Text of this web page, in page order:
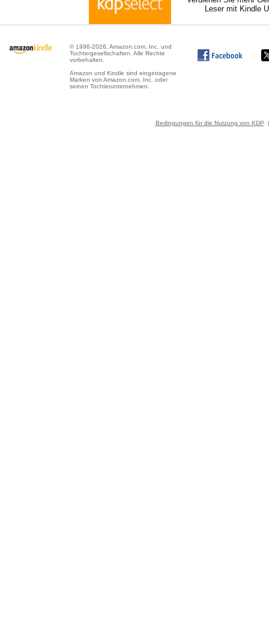
Leser mit Kindle
© 1996-2026, Amazon.com, Inc. und
Tochtergesellschaften. Alle Rechte
vorbehalten.
Amazon und Kindle sind eingetragene
Marken von Amazon.com, Inc. oder
seinen Tochterunternehmen.
Bedingungen für die Nutzung von KDP